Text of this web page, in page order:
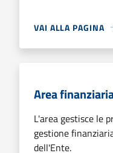
VAI ALLA PAGINA
Area
L'area gestisce le
gestione
dell'Ente.